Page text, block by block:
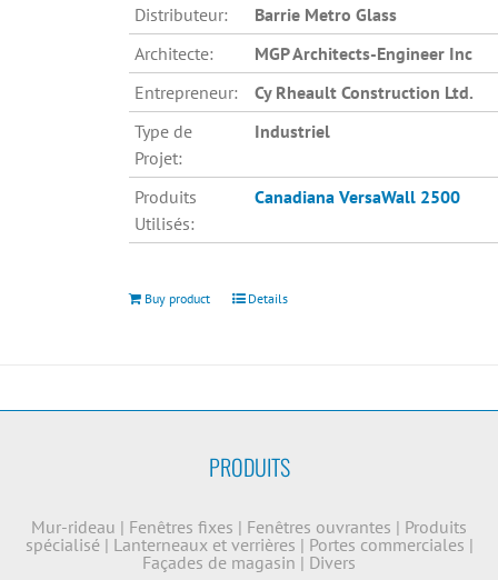
Distributeur:
Barrie Metro Glass
Architecte:
MGP Architects-Engineer Inc
Entrepreneur:
Cy Rheault Construction Ltd.
Type de
Projet:
Industriel
Produits
Utilisés:
Canadiana VersaWall 2500
Buy product Details
PRODUITS
Mur-rideau | Fenêtres fixes | Fenêtres ouvrantes | Produits
spécialisé | Lanterneaux et verrières | Portes commerciales |
Façades de magasin | Divers